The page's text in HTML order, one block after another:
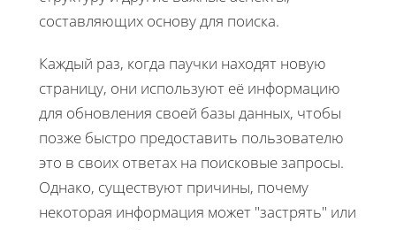
составляющих основу для поиска.
Каждый раз, когда паучки находят новую
страницу, они используют её информацию
для обновления своей базы данных, чтобы
позже быстро предоставить пользователю
это в своих ответах на поисковые запросы.
Однако, существуют причины, почему
некоторая информация может "застрять" или